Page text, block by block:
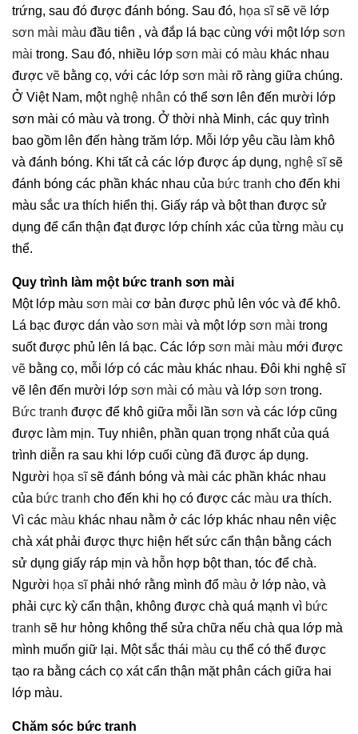
trứng, sau đó được đánh bóng. Sau đó, họa sĩsẽ vẽ lớp
sơn mài màu đầu tiên , và đắp lá bạc cùng với một lớp sơn
mài trong. Sau đó, nhiều lớp sơn mài có màu khác nhau
được vẽ bằng cọ, với các lớp sơn mài rõ ràng giữa chúng.
Ở Việt Nam, một nghệ nhân có thể sơn lên đến mười lớp
sơn mài có màu và trong. Ở thời nhà Minh, các quy trình
bao gồm lên đến hàng trăm lớp. Mỗi lớp yêu cầu làm khô
và đánh bóng. Khi tất cả các lớp được áp dụng, nghệ sĩsẽ
đánh bóng các phần khác nhau của bức tranh cho đến khi
màu sắc ưa thích hiển thị. Giấy ráp và bột than được sử
dụng để cẩn thận đạt được lớp chính xác của từng màu cụ
thể.
Quy trình làm một bức tranh sơn mài
Một lớp màu sơn mài cơ bản được phủ lên vóc và để khô.
Lá bạc được dán vào sơn mài và một lớp sơn mài trong
suốt được phủ lên lá bạc. Các lớp sơn mài màu mới được
vẽ bằng cọ, mỗi lớp có các màu khác nhau. Đôi khi nghệ sĩ
vẽ lên đến mười lớp sơn mài có màu và lớp sơn trong.
Bức tranh được để khô giữa mỗi lần sơn và các lớp cũng
được làm mịn. Tuy nhiên, phần quan trọng nhất của quá
trình diễn ra sau khi lớp cuối cùng đã được áp dụng.
Người họa sĩsẽ đánh bóng và mài các phần khác nhau
của bức tranh cho đến khi họ có được các màu ưa thích.
Vì các màu khác nhau nằm ở các lớp khác nhau nên việc
chà xát phải được thực hiện hết sức cẩn thận bằng cách
sử dụng giấy ráp mịn và hỗn hợp bột than, tóc để chà.
Người họa sĩphải nhớ rằng mình đổ màu ở lớp nào, và
phải cực kỳ cẩn thận, không được chà quá mạnh vì bức
tranh sẽ hư hỏng không thể sửa chữa nếu chà qua lớp mà
mình muốn giữ lại. Một sắc thái màu cụ thể có thể được
tạo ra bằng cách cọ xát cẩn thận mặt phân cách giữa hai
lớp màu.
Chăm sóc bức tranh